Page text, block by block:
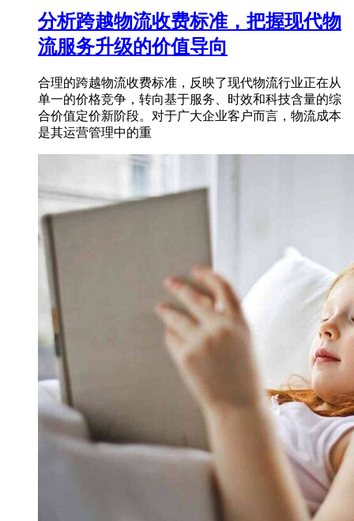
分析跨越物流收费标准，把握现代物
流服务升级的价值导向
合理的跨越物流收费标准，反映了现代物流行业正在从
单一的价格竞争，转向基于服务、时效和科技含量的综
合价值定价新阶段。对于广大企业客户而言，物流成本
是其运营管理中的重